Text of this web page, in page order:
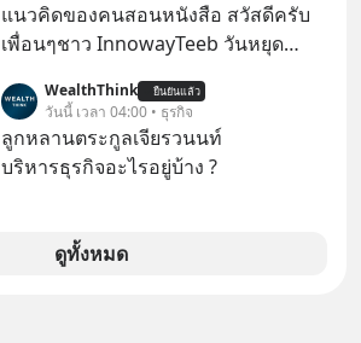
แนวคิดของคนสอนหนังสือ สวัสดีครับ
เพื่อนๆชาว InnowayTeeb วันหยุด
สนใจจบแล้วเกิดคำถามว่า
WealthThink ยืนยันแล้ว
วันนี้ เวลา 04:00 • ธุรกิจ
ลูกหลานตระกูลเจียรวนนท์
บริหารธุรกิจอะไรอยู่บ้าง ?
ดูทั้งหมด